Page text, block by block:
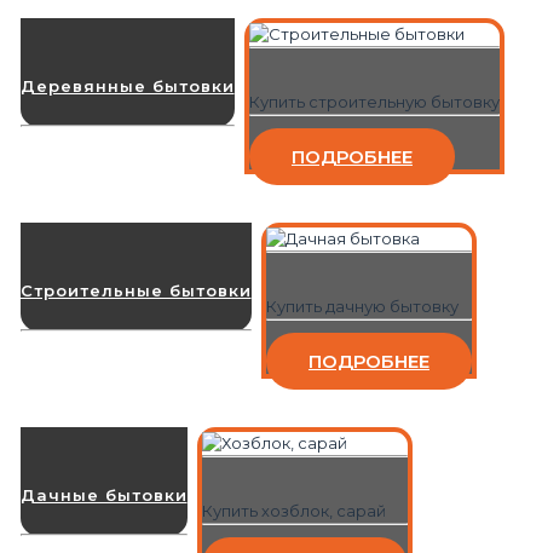
Деревянные бытовки
Купить строительную бытовку
ПОДРОБНЕЕ
Строительные бытовки
Купить дачную бытовку
ПОДРОБНЕЕ
Дачные бытовки
Купить хозблок, сарай